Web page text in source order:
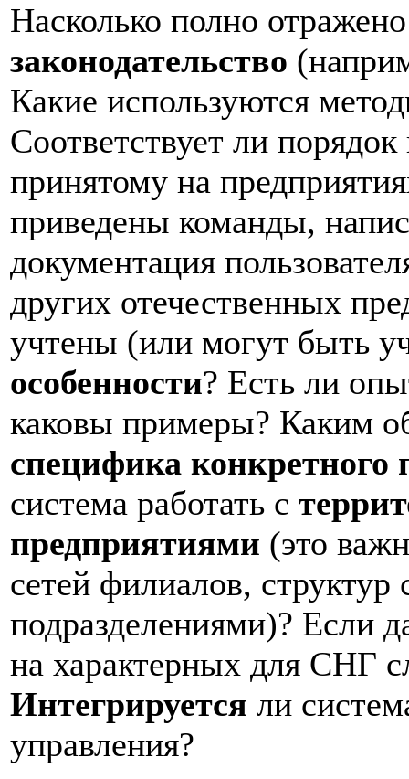
Насколько полно
законодательство
Какие используются
Соответствует ли
принятому на
приведены команды,
документация
других отечественных
учтены (или могут быть
особенности? Есть ли
каковы примеры? Каким
специфика конкретного
система работать с
предприятиями (это
сетей филиалов,
подразделениями)? Если
на характерных для СНГ
Интегрируется ли
управления?